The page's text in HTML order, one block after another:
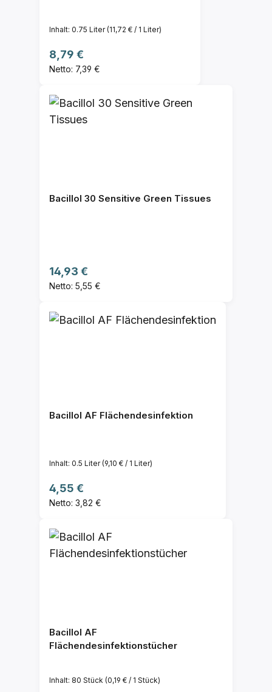
Inhalt: 0.75 Liter(11,72 € / 1 Liter)
Regulärer Preis:
8,79 €
Netto: 7,39 €
Bacillol 30 Sensitive Green Tissues
Regulärer Preis:
14,93 €
Netto: 5,55 €
Bacillol AF Flächendesinfektion
Inhalt: 0.5 Liter(9,10 € / 1 Liter)
Regulärer Preis:
4,55 €
Netto: 3,82 €
Bacillol AF
Flächendesinfektionstücher
Inhalt: 80 Stück (0,19 € / 1 Stück)